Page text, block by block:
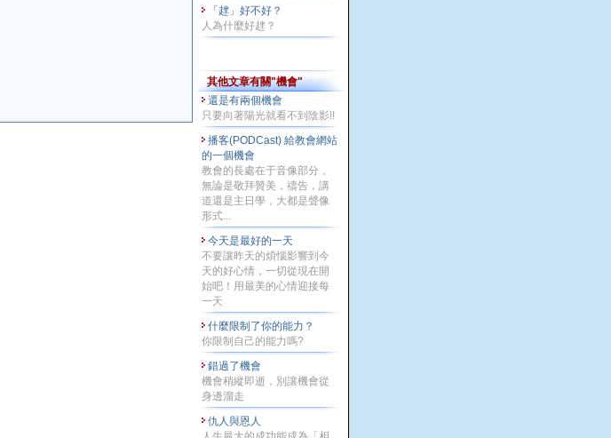
「趖」好不好？
人為什麼好趖？
其他文章有關"機會"
還是有兩個機會
只要向著陽光就看不到陰影!!
播客(PODCast) 給教會網站
的一個機會
教會的長處在于音像部分，
無論是敬拜贊美，禱告，講
道還是主日學，大都是聲像
形式...
今天是最好的一天
不要讓昨天的煩惱影響到今
天的好心情，一切從現在開
始吧！用最美的心情迎接每
一天
什麼限制了你的能力？
你限制自己的能力嗎?
錯過了機會
機會稍縱即逝，別讓機會從
身邊溜走
仇人與恩人